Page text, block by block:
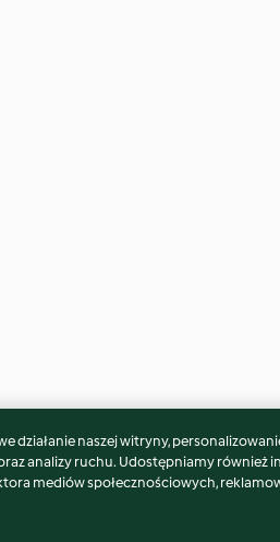
działanie naszej witryny,
analizy ruchu. Udostępniamy również
mediów społecznościowych,